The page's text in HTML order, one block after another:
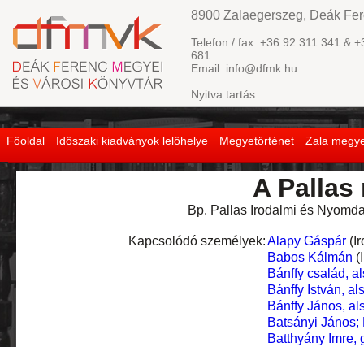
Főoldal Időszaki kiadványok lelőhelye Megyetörténet Zala
8900 Zalaegerszeg, Deák
Telefon / fax: +36 92 311 341 &
681
Email: info@dfmk.hu
Nyitva tartás
A Pallas
Bp. Pallas Irodalmi és
Kapcsolódó személyek:Alapy Gáspár
Babos Kálmán
Bánffy család,
Bánffy István,
Bánffy János,
Batsányi János;
Batthyány Imre,